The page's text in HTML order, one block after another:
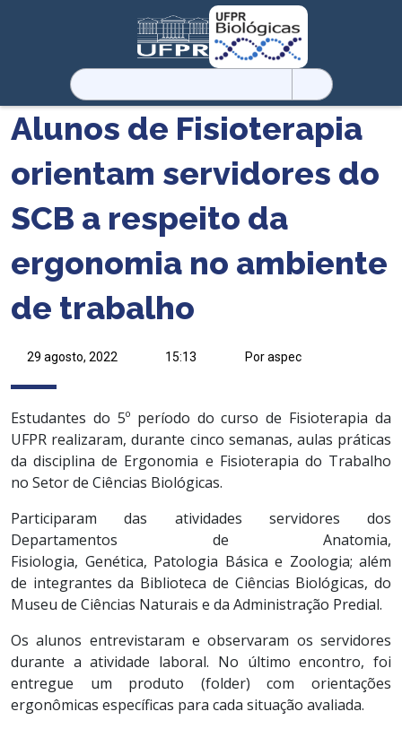
Pesquisar
por:
Alunos de Fisioterapia
orientam servidores do
SCB a respeito da
ergonomia no ambiente
de trabalho
29 agosto, 2022 15:13 Por aspec
Estudantes do 5º período do curso de Fisioterapia da
UFPR realizaram, durante cinco semanas, aulas práticas
da disciplina de Ergonomia e Fisioterapia do Trabalho
no Setor de Ciências Biológicas.
Participaram das atividades servidores dos
Departamentos de Anatomia,
Fisiologia, Genética, Patologia Básica e Zoologia; além
de integrantes da Biblioteca de Ciências Biológicas, do
Museu de Ciências Naturais e da Administração Predial.
Os alunos entrevistaram e observaram os servidores
durante a atividade laboral. No último encontro, foi
entregue um produto (folder) com orientações
ergonômicas específicas para cada situação avaliada.